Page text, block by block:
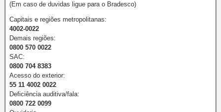
(Em caso de duvidas ligue para o Bradesco)
Capitais e regiões metropolitanas:
4002-0022
Demais regiões:
0800 570 0022
SAC:
0800 704 8383
Acesso do exterior:
55 11 4002 0022
Deficiência auditiva/fala:
0800 722 0099